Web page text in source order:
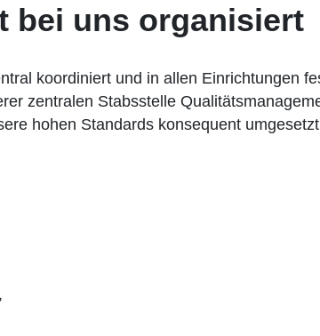
bei uns organisiert
koordiniert und in allen Einrichtungen
zentralen Stabsstelle
hohen Standards konsequent